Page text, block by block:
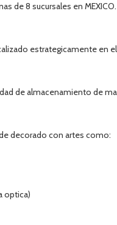
de 8 sucursales en MEXICO.
estrategicamente en
de almacenamiento de
decorado con artes como:
optica)